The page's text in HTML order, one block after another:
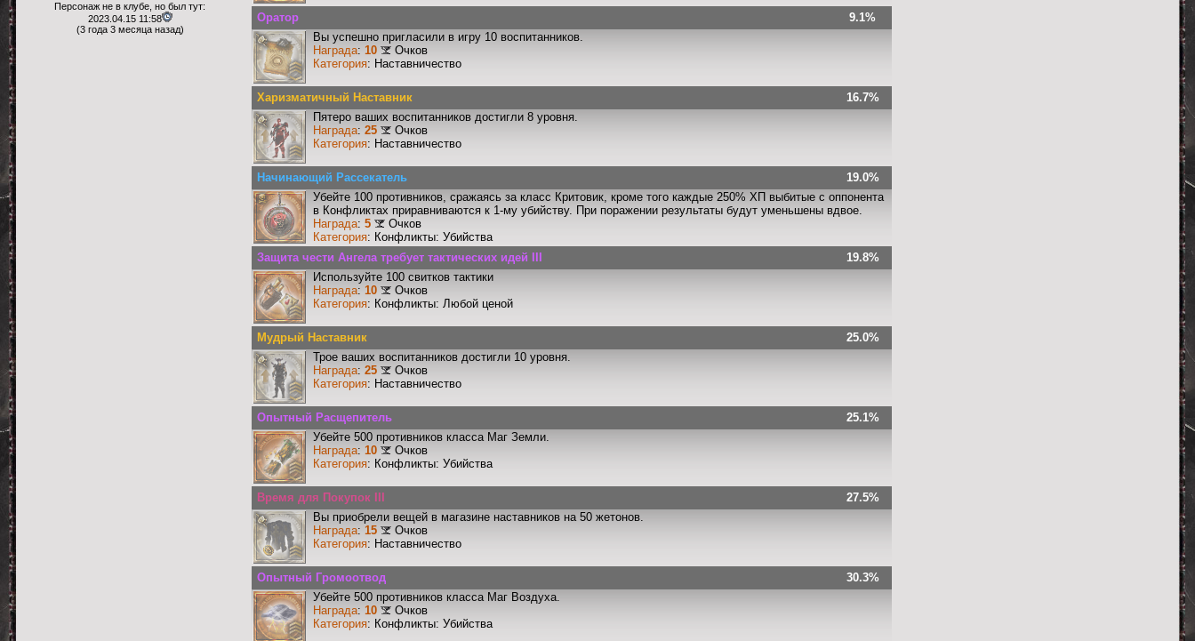
Персонаж не в клубе, но был тут:
2023.04.15 11:58
(3 года 3 месяца назад)
Оратор
9.1%
Вы успешно пригласили в игру 10 воспитанников.
Награда: 10
Очков
Категория: Наставничество
Харизматичный Наставник
16.7%
Пятеро ваших воспитанников достигли 8 уровня.
Награда: 25
Очков
Категория: Наставничество
Начинающий Рассекатель
19.0%
Убейте 100 противников, сражаясь за класс Критовик, кроме того каждые 250% ХП выбитые с оппонента
в Конфликтах приравниваются к 1-му убийству. При поражении результаты будут уменьшены вдвое.
Награда: 5
Очков
Категория: Конфликты: Убийства
Защита чести Ангела требует тактических идей III
19.8%
Используйте 100 свитков тактики
Награда: 10
Очков
Категория: Конфликты: Любой ценой
Мудрый Наставник
25.0%
Трое ваших воспитанников достигли 10 уровня.
Награда: 25
Очков
Категория: Наставничество
Опытный Расщепитель
25.1%
Убейте 500 противников класса Маг Земли.
Награда: 10
Очков
Категория: Конфликты: Убийства
Время для Покупок III
27.5%
Вы приобрели вещей в магазине наставников на 50 жетонов.
Награда: 15
Очков
Категория: Наставничество
Опытный Громоотвод
30.3%
Убейте 500 противников класса Маг Воздуха.
Награда: 10
Очков
Категория: Конфликты: Убийства